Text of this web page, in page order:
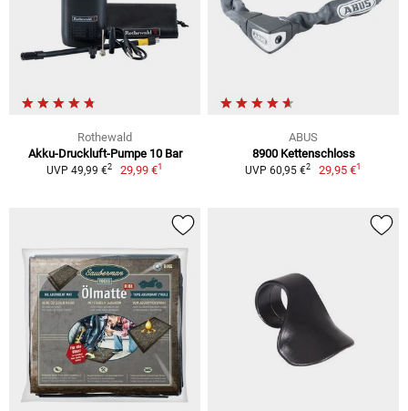
Rothewald
Akku-Druckluft-Pumpe 10 Bar
UVP 49,99 €2 29,99 €1
ABUS
8900 Kettenschloss
UVP 60,95 €2 29,95 €1